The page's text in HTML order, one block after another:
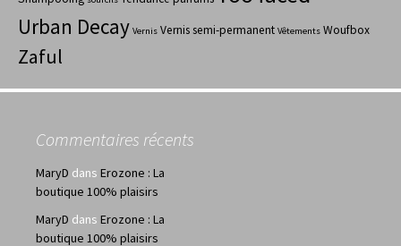
Urban Decay Vernis Vernis semi-permanent Vêtements Woufbox
Zaful
Commentaires récents
MaryD dans Erozone : La
boutique 100% plaisirs
MaryD dans Erozone : La
boutique 100% plaisirs